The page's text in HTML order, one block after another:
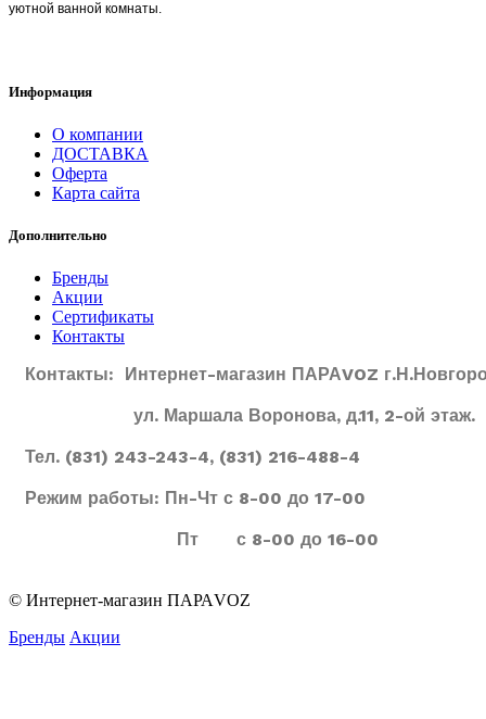
уютной ванной комнаты.
Информация
О компании
ДОСТАВКА
Оферта
Карта сайта
Дополнительно
Бренды
Акции
Сертификаты
Контакты
Контакты: Интернет-магазин ПАРАVOZ
ул. Маршала Воронова, д.11, 2-ой этаж.
Тел. (831) 243-243-4, (831) 216-488-4
Режим работы: Пн-Чт с 8-00 до 17-00
Пт с 8-00 до 16-00
© Интернет-магазин ПАРАVOZ
Бренды Акции